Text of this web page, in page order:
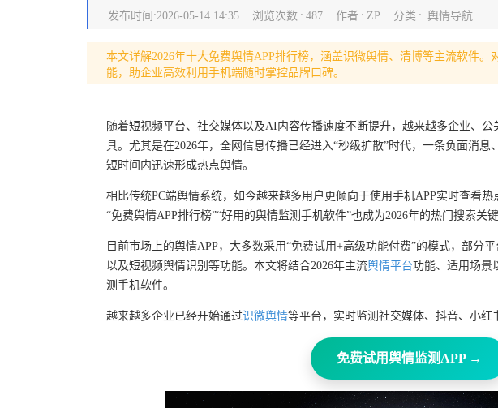
发布时间 :2026-05-14 14:35 浏览次数 : 487 作者 : ZP 分类 : 舆情导航
本文详解2026年十大免费舆情APP排行榜，涵盖识微舆情、清博等主流软件
能，助企业高效利用手机端随时掌控品牌口碑。
随着短视频平台、社交媒体以及AI内容传播速度不断提升，越来越多企业、
具。尤其是在2026年，全网信息传播已经进入“秒级扩散”时代，一条负面消
短时间内迅速形成热点舆情。
相比传统PC端舆情系统，如今越来越多用户更倾向于使用手机APP实时查看热
“免费舆情APP排行榜”“好用的舆情监测手机软件”也成为2026年的热门搜索关键
目前市场上的舆情APP，大多数采用“免费试用+高级功能付费”的模式，部分
以及短视频舆情识别等功能。本文将结合2026年主流舆情平台功能、适用场景
测手机软件。
越来越多企业已经开始通过识微舆情等平台，实时监测社交媒体、抖音、小红
免费试用舆情监测APP →